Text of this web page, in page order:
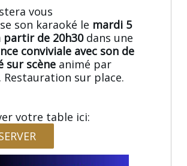
vous
son karaoké le mardi 5
partir de 20h30dans une
conviviale avec son de
sur scène animé par
Restauration sur place.
votre table ici: